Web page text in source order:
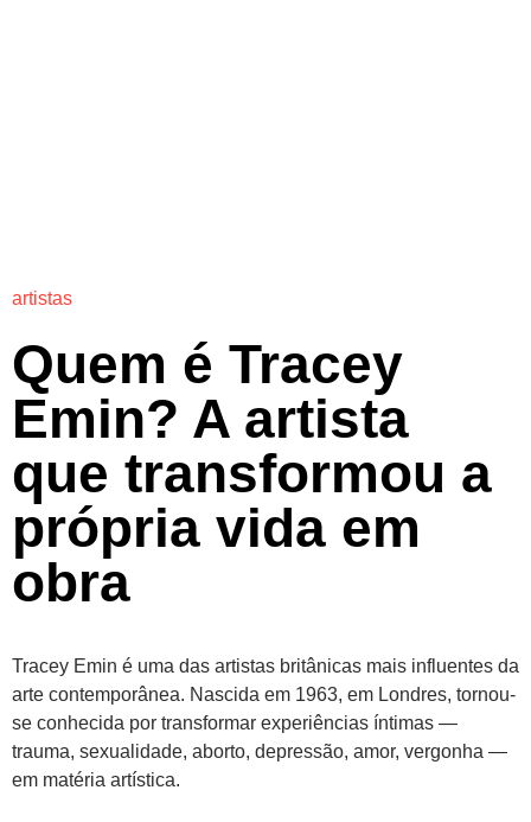
artistas
Quem é Tracey
Emin? A artista
que transformou a
própria vida em
obra
Tracey Emin é uma das artistas britânicas mais influentes da
arte contemporânea. Nascida em 1963, em Londres, tornou-
se conhecida por transformar experiências íntimas —
trauma, sexualidade, aborto, depressão, amor, vergonha —
em matéria artística.